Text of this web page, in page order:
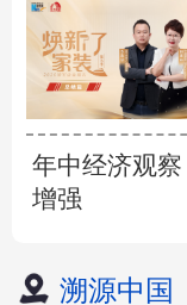
年中经济观
增强
溯源中国